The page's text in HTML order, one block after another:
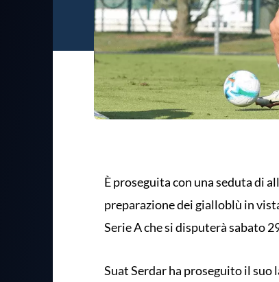
È proseguita con una seduta di
preparazione dei gialloblù in
Serie A che si disputerà sabato
Suat Serdar ha proseguito il suo